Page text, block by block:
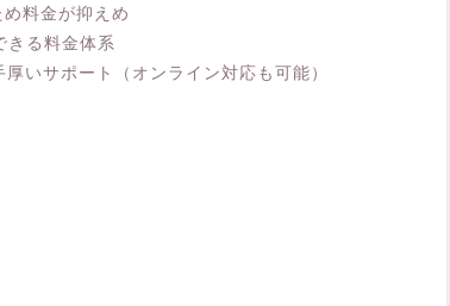
料金が抑えめ
きる料金体系
いサポート（オンライン対応も可能）